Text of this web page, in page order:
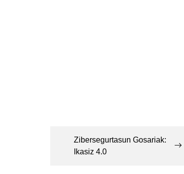
Zibersegurtasun Gosariak:
Ikasiz 4.0